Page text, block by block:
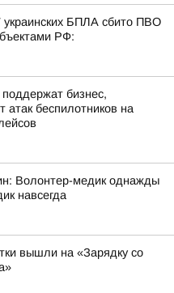
БПЛА сбито ПВО
РФ:
бизнес,
атак беспилотников на
Волонтер-медик однажды
навсегда
вышли на «Зарядку со